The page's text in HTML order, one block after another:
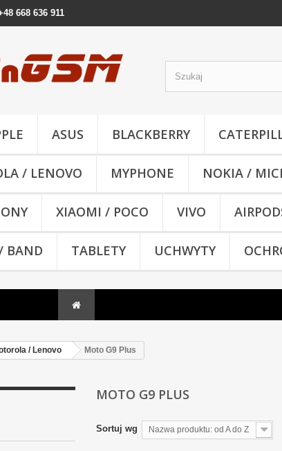
668 636 911
ASUS BLACKBERRY
/ LENOVO MYPHONE NOKIA /
XIAOMI / POCO VIVO
BAND TABLETY UCHWYTY
/ Lenovo Moto G9 Plus
MOTO G9 PLUS
Sortuj wg Nazwa produktu: od A do Z